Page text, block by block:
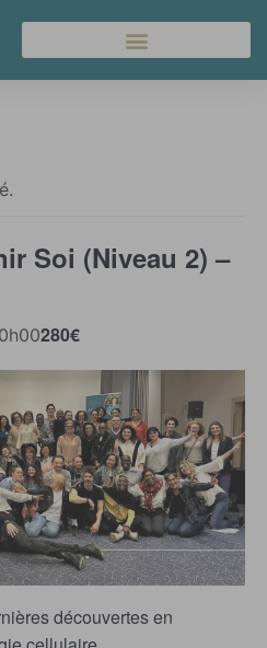
Soi (Niveau 2) –
280€
découvertes en